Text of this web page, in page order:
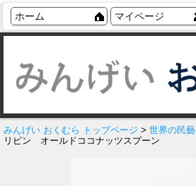
ホーム マイページ
みんげい おくむら トップページ > 世界の民藝
リピン オールドココナッツスプーン